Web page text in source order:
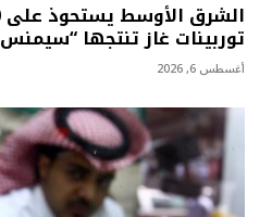
توربينات غاز تنتجها “سيمنس
أغسطس 6, 2026